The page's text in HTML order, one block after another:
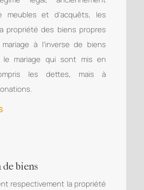
meubles et d’acquêts, les
propriété des biens propres
à l’inverse de biens
le mariage qui sont mis en
les dettes, mais à
biens
respectivement la propriété